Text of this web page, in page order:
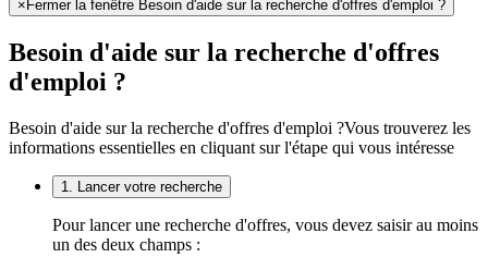
× Fermer la fenêtre Besoin d'aide sur la recherche d'offres d'emploi ?
Besoin d'aide sur la recherche d'offres
d'emploi ?
Besoin d'aide sur la recherche d'offres d'emploi ?Vous trouverez les
informations essentielles en cliquant sur l'étape qui vous intéresse
1. Lancer votre recherche
Pour lancer une recherche d'offres, vous devez saisir au moins
un des deux champs :